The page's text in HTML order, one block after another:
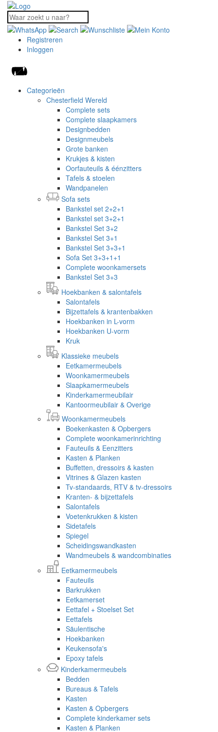
Registreren
Inloggen
Categorieën
Chesterfield Wereld
Complete sets
Complete slaapkamers
Designbedden
Designmeubels
Grote banken
Krukjes & kisten
Oorfauteuils & éénzitters
Tafels & stoelen
Wandpanelen
Sofa sets
Bankstel set 2+2+1
Bankstel set 3+2+1
Bankstel Set 3+2
Bankstel Set 3+1
Bankstel Set 3+3+1
Sofa Set 3+3+1+1
Complete woonkamersets
Bankstel Set 3+3
Hoekbanken & salontafels
Salontafels
Bijzettafels & krantenbakken
Hoekbanken in L-vorm
Hoekbanken U-vorm
Kruk
Klassieke meubels
Eetkamermeubels
Woonkamermeubels
Slaapkamermeubels
Kinderkamermeubilair
Kantoormeubilair & Overige
Woonkamermeubels
Boekenkasten & Opbergers
Complete woonkamerinrichting
Fauteuils & Eenzitters
Kasten & Planken
Buffetten, dressoirs & kasten
Vitrines & Glazen kasten
Tv-standaards, RTV & tv-dressoirs
Kranten- & bijzettafels
Salontafels
Voetenkrukken & kisten
Sidetafels
Spiegel
Scheidingswandkasten
Wandmeubels & wandcombinaties
Eetkamermeubels
Fauteuils
Barkrukken
Eetkamerset
Eettafel + Stoelset Set
Eettafels
Säulentische
Hoekbanken
Keukensofa's
Epoxy tafels
Kinderkamermeubels
Bedden
Bureaus & Tafels
Kasten
Kasten & Opbergers
Complete kinderkamer sets
Kasten & Planken